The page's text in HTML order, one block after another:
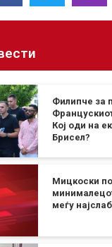
Филипче за
Кој оди на
Брисел?
Мицкоски
меѓу